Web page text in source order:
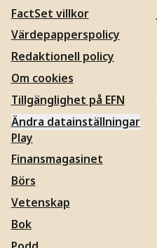
FactSet villkor
Värdepapperspolicy
Redaktionell policy
Om cookies
Tillgänglighet på EFN
Ändra datainställningar
Play
Finansmagasinet
Börs
Vetenskap
Bok